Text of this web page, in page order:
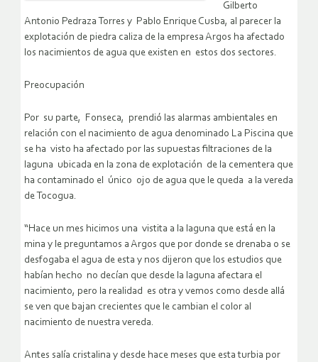
Gilberto
Antonio Pedraza Torres y Pablo Enrique Cusba, al parecer la
explotación de piedra caliza de la empresa Argos ha afectado
los nacimientos de agua que existen en estos dos sectores.
Preocupación
Por su parte, Fonseca, prendió las alarmas ambientales en
relación con el nacimiento de agua denominado La Piscina que
se ha visto ha afectado por las supuestas filtraciones de la
laguna ubicada en la zona de explotación de la cementera que
ha contaminado el único ojo de agua que le queda a la vereda
de Tocogua.
“Hace un mes hicimos una vistita a la laguna que está en la
mina y le preguntamos a Argos que por donde se drenaba o se
desfogaba el agua de esta y nos dijeron que los estudios que
habían hecho no decían que desde la laguna afectara el
nacimiento, pero la realidad es otra y vemos como desde allá
se ven que bajan crecientes que le cambian el color al
nacimiento de nuestra vereda.
Antes salía cristalina y desde hace meses que esta turbia por